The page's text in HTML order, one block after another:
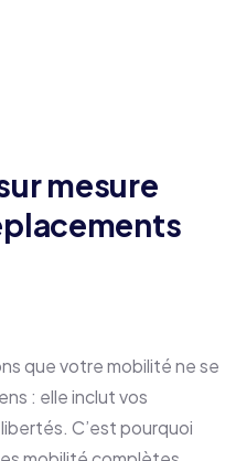
mesure
que votre mobilité ne se
: elle inclut vos
C’est pourquoi